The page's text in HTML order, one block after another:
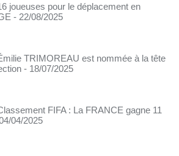
joueuses pour le déplacement en
- 22/08/2025
TRIMOREAU est nommée à la tête
- 18/07/2025
FIFA : La FRANCE gagne 11
04/2025